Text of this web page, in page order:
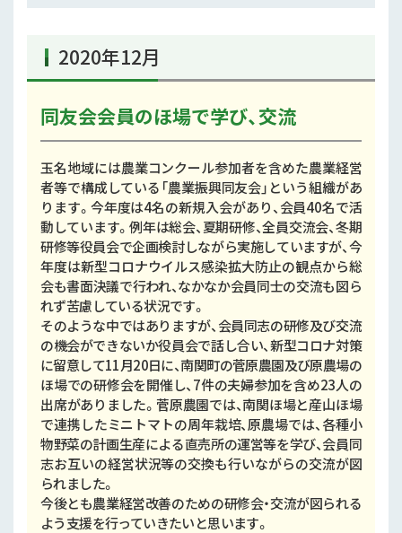
2020年12月
同友会会員のほ場で学び、交流
玉名地域には農業コンクール参加者を含めた農業経営
者等で構成している「農業振興同友会」という組織があ
ります。今年度は4名の新規入会があり、会員40名で活
動しています。例年は総会、夏期研修、全員交流会、冬期
研修等役員会で企画検討しながら実施していますが、今
年度は新型コロナウイルス感染拡大防止の観点から総
会も書面決議で行われ、なかなか会員同士の交流も図ら
れず苦慮している状況です。
そのような中ではありますが、会員同志の研修及び交流
の機会ができないか役員会で話し合い、新型コロナ対策
に留意して11月20日に、南関町の菅原農園及び原農場の
ほ場での研修会を開催し、7件の夫婦参加を含め23人の
出席がありました。菅原農園では、南関ほ場と産山ほ場
で連携したミニトマトの周年栽培、原農場では、各種小
物野菜の計画生産による直売所の運営等を学び、会員同
志お互いの経営状況等の交換も行いながらの交流が図
られました。
今後とも農業経営改善のための研修会・交流が図られる
よう支援を行っていきたいと思います。
八代
芦北
天草